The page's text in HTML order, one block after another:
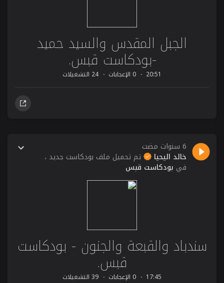
الجبل المقدس والسيد حميد
-بودكاست قبس.
20:51 0 الإعجابات 24 التشغيلات
6 سنوات مضت
خالد اليحيا تم تحميل ملف بودكاست جديد ،
في بودكاست قبس
سندباد والقبعة والجنون - بودكاست
قبس.
17:45 0 الإعجابات 39 التشغيلات